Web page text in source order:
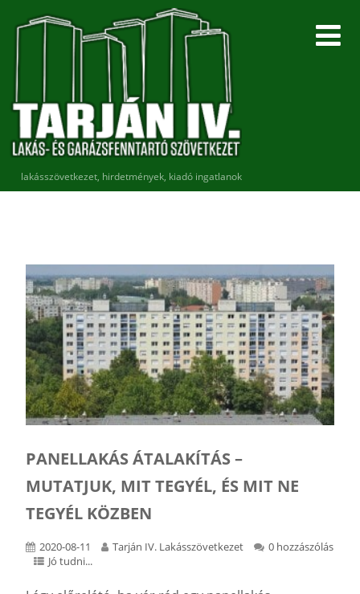
lakásszövetkezet, hirdetmények, kiadó ingatlanok
PANELLAKÁS ÁTALAKÍTÁS –
MUTATJUK, MIT TEGYÉL, ÉS MIT NE
TEGYÉL KÖZBEN
2020-08-11 Tarján IV. Lakásszövetkezet
0 hozzászólás
Jó tudni...